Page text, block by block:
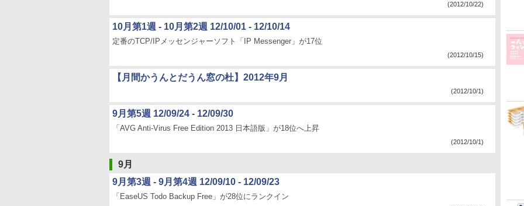
(2012/10/22)
10月第1週 - 10月第2週 12/10/01 - 12/10/14
定番のTCP/IPメッセンジャーソフト「IP Messenger」が17位
(2012/10/15)
【月間かうんとだうん窓の杜】2012年9月
(2012/10/1)
9月第5週 12/09/24 - 12/09/30
「AVG Anti-Virus Free Edition 2013 日本語版」が18位へ上昇
(2012/10/1)
9月
9月第3週 - 9月第4週 12/09/10 - 12/09/23
「EaseUS Todo Backup Free」が28位にランクイン